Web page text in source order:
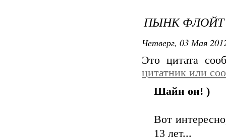
ПЫНК ФЛОЙТ
Четверг, 03 Мая
Это цитата
цитатник или
Шайн он! )
Вот
13 лет...